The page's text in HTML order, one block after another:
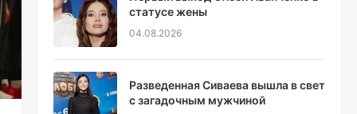
статусе жены
04.08.2026
Разведенная Сиваева вышла в свет
с загадочным мужчиной